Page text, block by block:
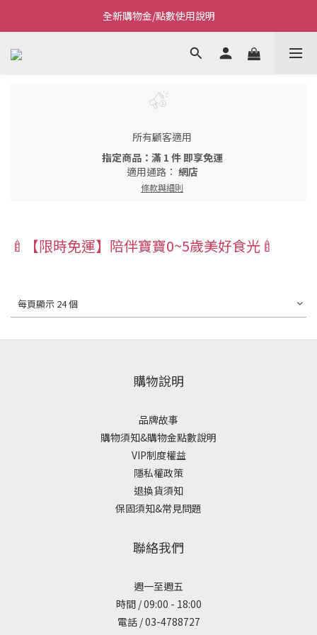
Welcome~私藏生活~
全新購物金/點數使用說明
Welcome~私藏生活~
所有顧客適用
指定商品：滿 1 件 即享免運
適用通路： 網店
條款與細則
🍼【限時免運】陪伴寶寶0~5歲美好食光🍼
每頁顯示 24 個
購物說明
品牌故事
購物須知&購物金點數說明
VIP制度權益
隱私權政策
退換貨須知
保固須知&常見問題
聯絡我們
週一至週五
時間 / 09:00 - 18:00
電話 / 03-4788727